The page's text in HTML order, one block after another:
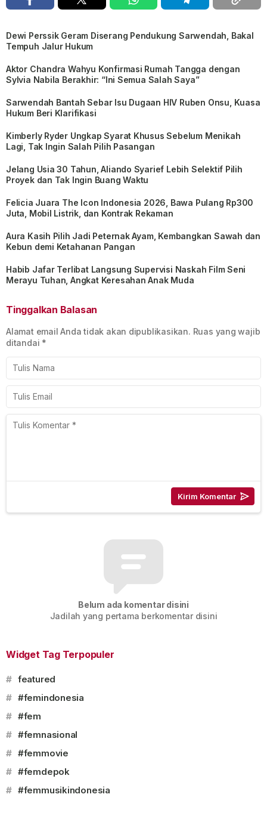
Dewi Perssik Geram Diserang Pendukung Sarwendah, Bakal
Tempuh Jalur Hukum
Aktor Chandra Wahyu Konfirmasi Rumah Tangga dengan
Sylvia Nabila Berakhir: “Ini Semua Salah Saya”
Sarwendah Bantah Sebar Isu Dugaan HIV Ruben Onsu, Kuasa
Hukum Beri Klarifikasi
Kimberly Ryder Ungkap Syarat Khusus Sebelum Menikah
Lagi, Tak Ingin Salah Pilih Pasangan
Jelang Usia 30 Tahun, Aliando Syarief Lebih Selektif Pilih
Proyek dan Tak Ingin Buang Waktu
Felicia Juara The Icon Indonesia 2026, Bawa Pulang Rp300
Juta, Mobil Listrik, dan Kontrak Rekaman
Aura Kasih Pilih Jadi Peternak Ayam, Kembangkan Sawah dan
Kebun demi Ketahanan Pangan
Habib Jafar Terlibat Langsung Supervisi Naskah Film Seni
Merayu Tuhan, Angkat Keresahan Anak Muda
Tinggalkan Balasan
Alamat email Anda tidak akan dipublikasikan. Ruas yang wajib
ditandai *
Belum ada komentar disini
Jadilah yang pertama berkomentar disini
Widget Tag Terpopuler
# featured
# #femindonesia
# #fem
# #femnasional
# #femmovie
# #femdepok
# #femmusikindonesia